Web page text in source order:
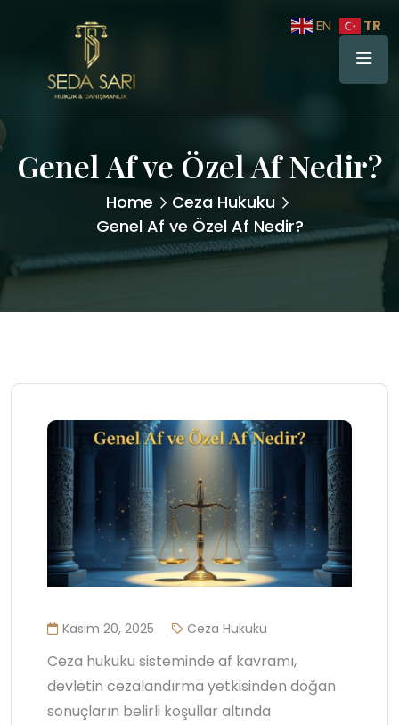
Genel Af ve Özel Af Nedir?
Home
Ceza Hukuku
Genel Af ve Özel Af Nedir?
Kasım 20, 2025 Ceza Hukuku
Ceza hukuku sisteminde af kavramı,
devletin cezalandırma yetkisinden doğan
sonuçların belirli koşullar altında
EN TR